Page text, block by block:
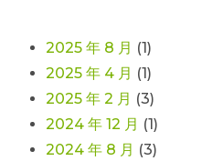
2025 年 8 月 (1)
2025 年 4 月 (1)
2025 年 2 月 (3)
2024 年 12 月 (1)
2024 年 8 月 (3)